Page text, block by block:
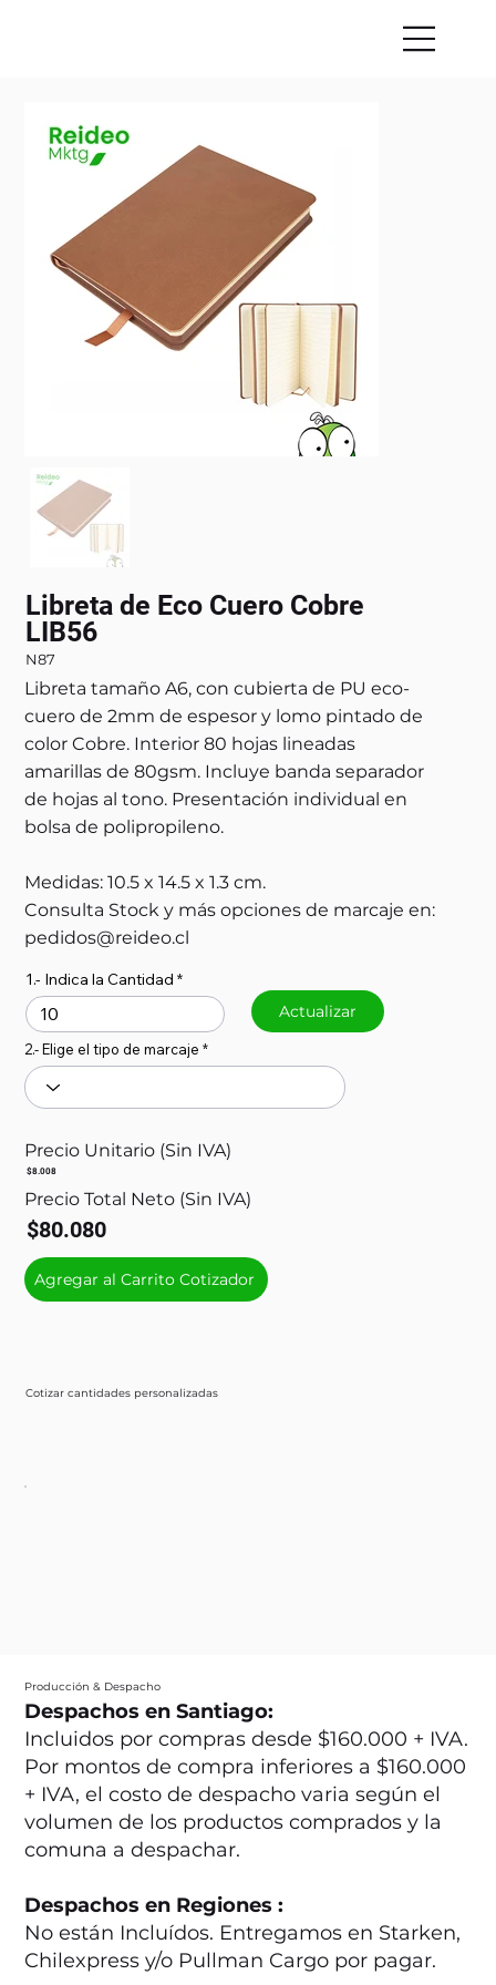
Libreta de Eco Cuero Cobre
LIB56
N87
Libreta tamaño A6, con cubierta de PU eco-
cuero de 2mm de espesor y lomo pintado de
color Cobre. Interior 80 hojas lineadas
amarillas de 80gsm. Incluye banda separador
de hojas al tono. Presentación individual en
bolsa de polipropileno.
Medidas: 10.5 x 14.5 x 1.3 cm.
Consulta Stock y más opciones de marcaje en:
pedidos@reideo.cl
Cotizar cantidades personalizadas
1.- Indica la Cantidad
Actualizar
2.- Elige el tipo de marcaje
Precio Unitario (Sin IVA)
$8.008
Precio Total Neto (Sin IVA)
$80.080
Agregar al Carrito Cotizador
Producción & Despacho
Despachos en Santiago:
Incluidos por compras desde $160.000 + IVA.
Por montos de compra inferiores a $160.000
+ IVA, el costo de despacho varia según el
volumen de los productos comprados y la
comuna a despachar.
Despachos en Regiones :
No están Incluídos. Entregamos en Starken,
Chilexpress y/o Pullman Cargo por pagar.